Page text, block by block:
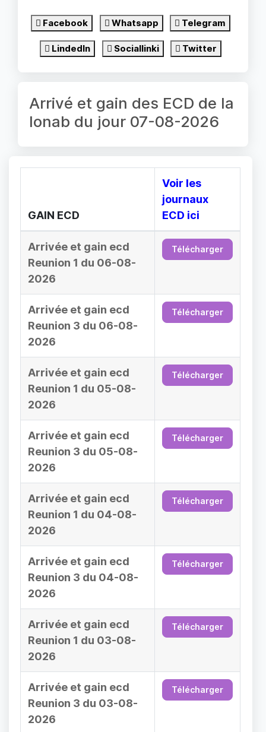
Facebook Whatsapp Telegram
LindedIn Sociallinki Twitter
Arrivé et gain des ECD de la
lonab du jour 07-08-2026
GAIN ECD
Voir les
journaux
ECD ici
Arrivée et gain ecd
Reunion 1 du 06-08-
2026
Télécharger
Arrivée et gain ecd
Reunion 3 du 06-08-
2026
Télécharger
Arrivée et gain ecd
Reunion 1 du 05-08-
2026
Télécharger
Arrivée et gain ecd
Reunion 3 du 05-08-
2026
Télécharger
Arrivée et gain ecd
Reunion 1 du 04-08-
2026
Télécharger
Arrivée et gain ecd
Reunion 3 du 04-08-
2026
Télécharger
Arrivée et gain ecd
Reunion 1 du 03-08-
2026
Télécharger
Arrivée et gain ecd
Reunion 3 du 03-08-
2026
Télécharger